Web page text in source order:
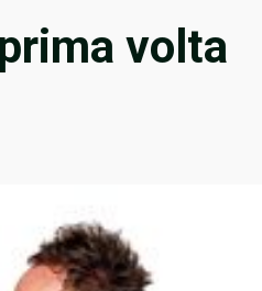
volta